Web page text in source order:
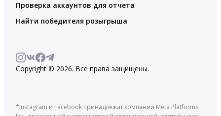
Проверка аккаунтов для отчета
Найти победителя розыгрыша
Copyright © 2026. Все права защищены.
*Instagram и Facebook принадлежат компании Meta Platforms